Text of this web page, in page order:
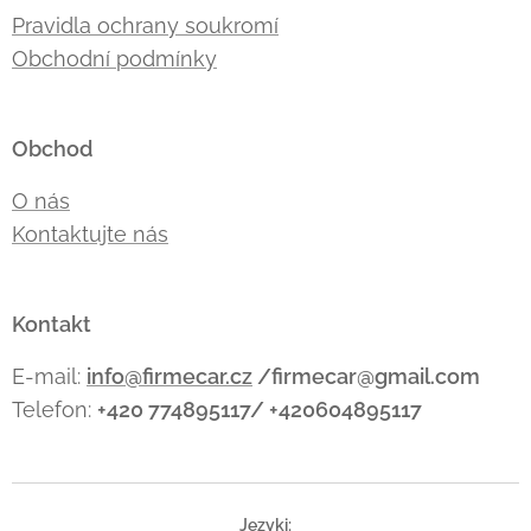
Pravidla ochrany soukromí
Obchodní podmínky
Obchod
O nás
Kontaktujte nás
Kontakt
E-mail: info@firmecar.cz /firmecar@gmail.com
Telefon: +420 774895117/ +420604895117
Języki